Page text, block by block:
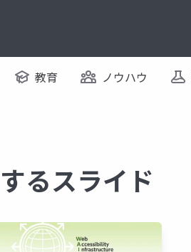
教育 ノウハウ
るスライド